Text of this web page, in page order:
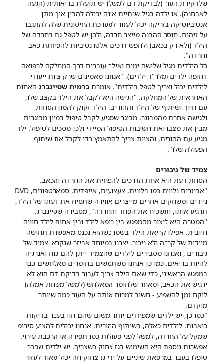
שלדקירת העור (לבדיקת דם למשל) יש תועלת בריאותית (הגעה
לאבחנה). או ילדה בגיל שנתיים אינה יכולה להבין איך מתן
אנטיביוטיקה בזריקה יכול לעזור למערכת החיסונית שלה להתגבר
על זיהום. חוסר ההבנה מייצר חרדה, ולכן יש לטפל גם בחרדה של
הילד (ולא רק בכאב) ולחפש דרכים אלטרנטיביות להפחתת כאב
וחרדה".
כל הילדים מגיל שלושה ימים ואילך עוברים דרך המחלקה לרפואה
דחופה ילדים (מלר"ד ילדים). "אנחנו מאמינים שרק צוות ייעודי
לילדים יכול וצריך לטפל בילדים", אומרת כרמית שטיינברג האחות
האחראית של המחלקה. "הגישה היא לקבל את הילד בקצב שלו,
עם חיוך ושיתוף של הילד וההורים. הילד זקוק להמון הסחות
ולגישה אחרת מהמבוגר. מבוגר שמגיע לקבל טיפול במיון מבוגרים
מבין את מצבו ואת חשיבות הטיפול המיידי ולכן מסכים לטיפול. ילד
מגיע עם ההורים, והצוות צריך להתאמץ כדי לקבל את שיתוף
הפעולה שלו".
צמיד של גיבורים
הסחת דעת היא אחת הדרכים להפחית את החרדה והכאב.
"אביזרים נלווים כמו בלונים, צעצועים, אייפדים, סמארטפונים, DVD
ניידים ומשחקים אחרים מייצרים אווירה שתסיח את דעתו של הילד,
תרגיע אותו, ותשכיח את הפחד והחרדה", מסבירה שטיינברג.
"המטרה היא ליצור מהמפגש בין רופא לילד ובין אחות לילד חוויה
חיובית. אפילו קריאת הילד בשמו כשהוא נכנס מאפשרת תחושה
מיידית של קרבה ולא ניכור. יצרנו במיוחד אביזר שנקרא 'צמיד של
גיבורים', ואנחנו מסבירים לילדים שהצמיד ייתן להם כוח ואנרגיה
להיות בריאים. כמו כן אנחנו משתמשים בחומרים מאלחשים כבר
במפגש הראשוני, כדי שאם הילד צריך לעבור בדיקת דם הוא לא
ירגיש את הכאב, ומאחר שלחומר המאלחש (למשל משחת אמלה)
לוקח זמן להשפיע - חשוב למרוח אותה על העור כמה שיותר
מוקדם.
"כמו כן, יש ילדים שמפחדים יותר משום שהם חוו בעבר בדיקות
כואבות. לילדים כאלה, בשיתוף ההורים, אנחנו יכולים להציע סירופ
שמקל על החרדה, למשל לפני פעולות כמו תפירה או הרכבת עירוי.
אפשרות נוספת היא השימוש בגז צחוק כשצריך. יש ילדים שכבר
טופלו בעבר במרפאת שיניים על ידי גז צחוק וזה יכול מאוד לעזור